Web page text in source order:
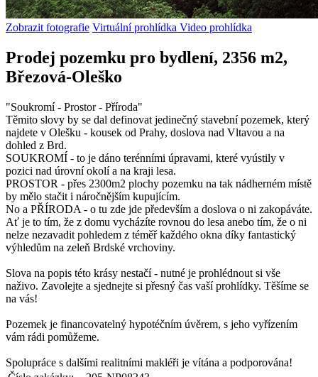
Zobrazit fotografie Virtuální prohlídka Video prohlídka
Prodej pozemku pro bydlení, 2356 m2,
Březová-Oleško
"Soukromí - Prostor - Příroda"
Těmito slovy by se dal definovat jedinečný stavební pozemek, který
najdete v Olešku - kousek od Prahy, doslova nad Vltavou a na
dohled z Brd.
SOUKROMÍ - to je dáno terénními úpravami, které vyústily v
pozici nad úrovní okolí a na kraji lesa.
PROSTOR - přes 2300m2 plochy pozemku na tak nádherném místě
by mělo stačit i náročnějším kupujícím.
No a PŘÍRODA - o tu zde jde především a doslova o ni zakopáváte.
Ať je to tím, že z domu vycházíte rovnou do lesa anebo tím, že o ni
nelze nezavadit pohledem z téměř každého okna díky fantastický
výhledům na zeleň Brdské vrchoviny.
Slova na popis této krásy nestačí - nutné je prohlédnout si vše
naživo. Zavolejte a sjednejte si přesný čas vaší prohlídky. Těšíme se
na vás!
Pozemek je financovatelný hypotéčním úvěrem, s jeho vyřízením
vám rádi pomůžeme.
Spolupráce s dalšími realitními makléři je vítána a podporována!